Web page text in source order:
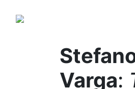
Varga: